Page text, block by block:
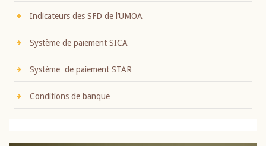
Indicateurs des SFD de l’UMOA
Système de paiement SICA
Système de paiement STAR
Conditions de banque